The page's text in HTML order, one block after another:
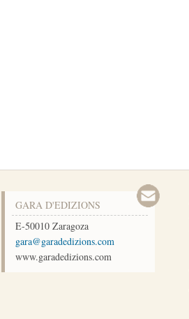
GARA D'EDIZIONS
E-50010 Zaragoza
moc.snoizidedarag@arag
www.garadedizions.com